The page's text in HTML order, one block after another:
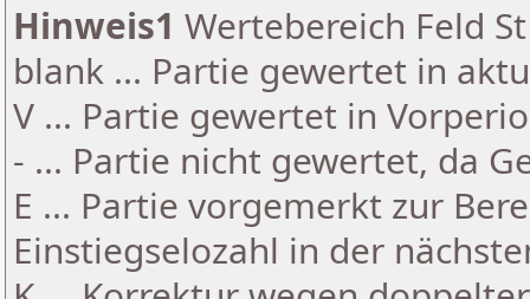
Hinweis1 Wertebereich Feld
blank ... Partie gewertet in
V ... Partie gewertet in
- ... Partie nicht gewertet, da
E ... Partie vorgemerkt zur
Einstiegselozahl in der